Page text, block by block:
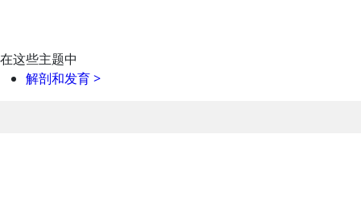
在这些主题中
解剖和发育>